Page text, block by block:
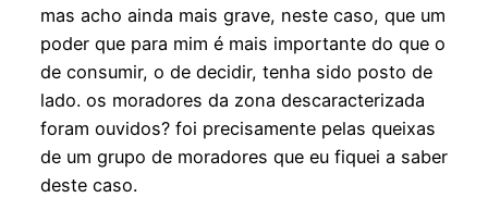
mas acho ainda mais grave, neste caso, que um
poder que para mim é mais importante do que o
de consumir, o de decidir, tenha sido posto de
lado. os moradores da zona descaracterizada
foram ouvidos? foi precisamente pelas queixas
de um grupo de moradores que eu fiquei a saber
deste caso.